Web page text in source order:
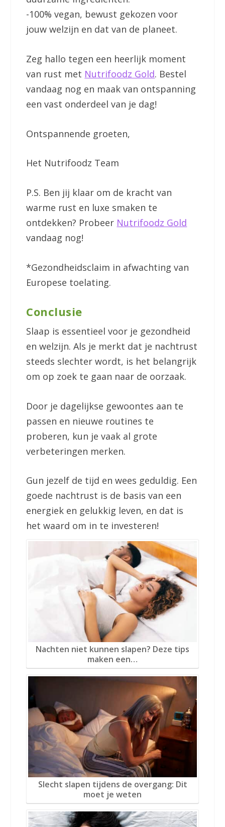
-100% vegan, bewust gekozen voor
jouw welzijn en dat van de planeet.
Zeg hallo tegen een heerlijk moment
van rust met Nutrifoodz Gold. Bestel
vandaag nog en maak van ontspanning
een vast onderdeel van je dag!
Ontspannende groeten,
Het Nutrifoodz Team
P.S. Ben jij klaar om de kracht van
warme rust en luxe smaken te
ontdekken? Probeer Nutrifoodz Gold
vandaag nog!
*Gezondheidsclaim in afwachting van
Europese toelating.
Conclusie
Slaap is essentieel voor je gezondheid
en welzijn. Als je merkt dat je nachtrust
steeds slechter wordt, is het belangrijk
om op zoek te gaan naar de oorzaak.
Door je dagelijkse gewoontes aan te
passen en nieuwe routines te
proberen, kun je vaak al grote
verbeteringen merken.
Gun jezelf de tijd en wees geduldig. Een
goede nachtrust is de basis van een
energiek en gelukkig leven, en dat is
het waard om in te investeren!
Nachten niet kunnen slapen? Deze tips
maken een…
Slecht slapen tijdens de overgang: Dit
moet je weten